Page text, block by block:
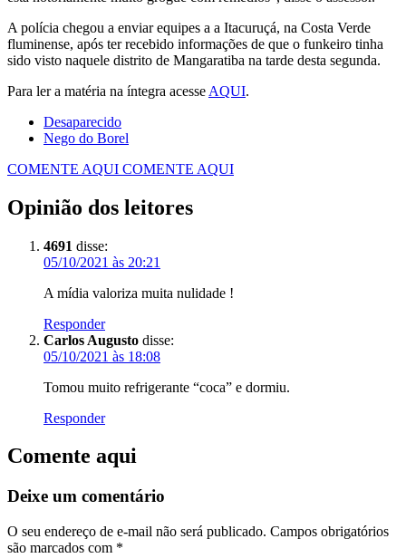
A polícia chegou a enviar equipes a a Itacuruçá, na Costa Verde
fluminense, após ter recebido informações de que o funkeiro tinha
sido visto naquele distrito de Mangaratiba na tarde desta segunda.
Para ler a matéria na íntegra acesse AQUI.
Desaparecido
Nego do Borel
COMENTE AQUI COMENTE AQUI
Opinião dos leitores
4691 disse:
05/10/2021 às 20:21
A mídia valoriza muita nulidade !
Responder
Carlos Augusto disse:
05/10/2021 às 18:08
Tomou muito refrigerante “coca” e dormiu.
Responder
Comente aqui
Deixe um comentário
O seu endereço de e-mail não será publicado. Campos obrigatórios
são marcados com *